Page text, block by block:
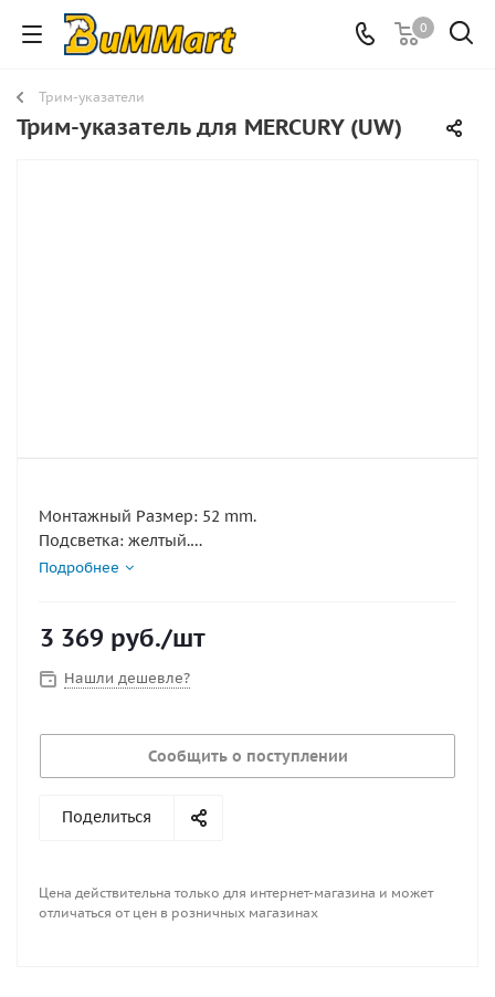
0
Трим-указатели
Трим-указатель для MERCURY (UW)
Монтажный Размер: 52 mm.
Подсветка: желтый.
Отображаемый Диапазон значений:UP-DN.
Класс защиты: IP7.
Диаметр установки, мм : 52
Материал : Пластмасса
Напряжение, В : 12\24
Подсветка : Желтый
Подробнее
3 369 руб./шт
Нашли дешевле?
Сообщить о поступлении
Поделиться
Цена действительна только для интернет-магазина и может
отличаться от цен в розничных магазинах